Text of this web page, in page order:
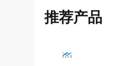
推荐产品